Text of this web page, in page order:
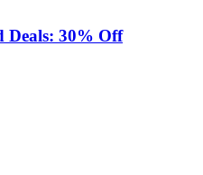
Deals: 30% Off